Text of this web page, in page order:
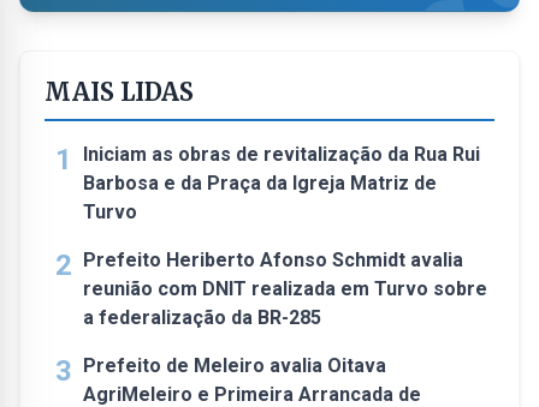
MAIS LIDAS
1
Iniciam as obras de revitalização da Rua Rui
Barbosa e da Praça da Igreja Matriz de
Turvo
2 Prefeito Heriberto Afonso Schmidt avalia
reunião com DNIT realizada em Turvo sobre
a federalização da BR-285
3 Prefeito de Meleiro avalia Oitava
AgriMeleiro e Primeira Arrancada de